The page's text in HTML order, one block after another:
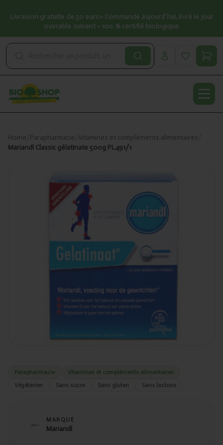
Livraison gratuite de 50 euro• Commandé aujourd’hui, livré le jour
ouvrable suivant • 100 % certifié biologique
Home Parapharmacie Vitamines et compléments alimentaires
Mariandl Classic gélatinate 500g PL491/1
Parapharmacie
Vitamines et compléments alimentaires
Végétarien
Sans sucre Sans gluten Sans lactose
MARQUE
Mariandl